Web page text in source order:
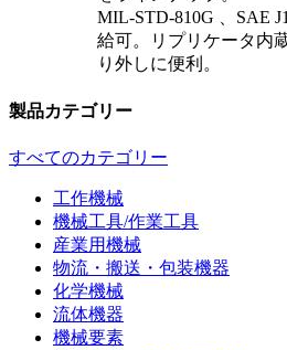
MIL-STD-810G 、SAE
給可。リプリケータ内
り外しに便利。
製品カテゴリー
すべてのカテゴリー
工作機械
機械工具/作業工具
産業用機械
物流・搬送・包装機器
化学機械
流体機器
機械要素